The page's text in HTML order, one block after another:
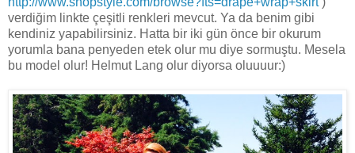
verdiğim linkte çeşitli renkleri mevcut. Ya da benim gibi
kendiniz yapabilirsiniz. Hatta bir iki gün önce bir okurum
yorumla bana penyeden etek olur mu diye sormuştu. Mesela
bu model olur! Helmut Lang olur diyorsa oluuuur:)